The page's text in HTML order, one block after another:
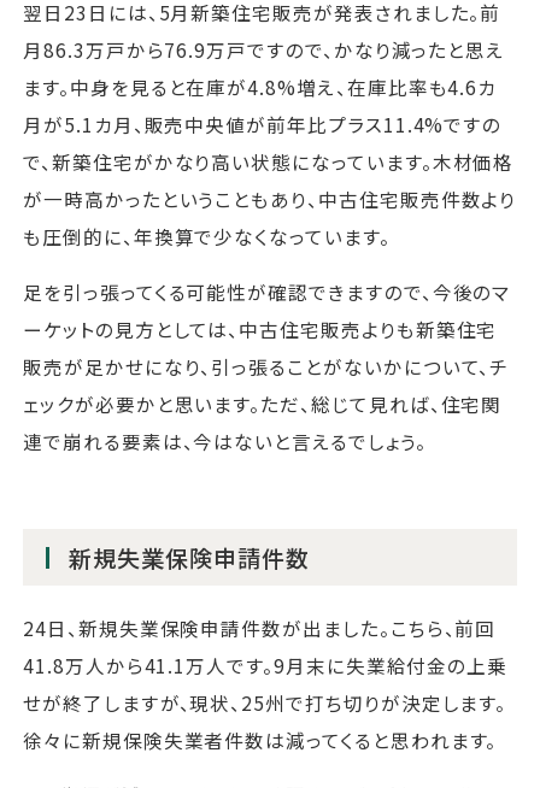
翌日23日には、5月新築住宅販売が発表されました。前
月86.3万戸から76.9万戸ですので、かなり減ったと思え
ます。中身を見ると在庫が4.8%増え、在庫比率も4.6カ
月が5.1カ月、販売中央値が前年比プラス11.4%ですの
で、新築住宅がかなり高い状態になっています。木材価格
が一時高かったということもあり、中古住宅販売件数より
も圧倒的に、年換算で少なくなっています。
足を引っ張ってくる可能性が確認できますので、今後のマ
ーケットの見方としては、中古住宅販売よりも新築住宅
販売が足かせになり、引っ張ることがないかについて、チ
ェックが必要かと思います。ただ、総じて見れば、住宅関
連で崩れる要素は、今はないと言えるでしょう。
新規失業保険申請件数
24日、新規失業保険申請件数が出ました。こちら、前回
41.8万人から41.1万人です。9月末に失業給付金の上乗
せが終了しますが、現状、25州で打ち切りが決定します。
徐々に新規保険失業者件数は減ってくると思われます。